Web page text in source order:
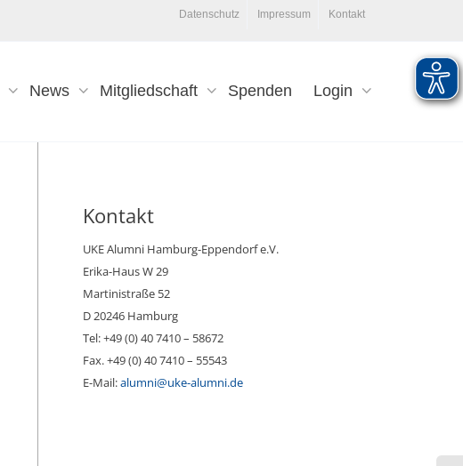
Datenschutz Impressum Kontakt
News Mitgliedschaft Spenden Login
Kontakt
UKE Alumni Hamburg-Eppendorf e.V.
Erika-Haus W 29
Martinistraße 52
D 20246 Hamburg
Tel: +49 (0) 40 7410 – 58672
Fax. +49 (0) 40 7410 – 55543
E-Mail:alumni@uke-alumni.de